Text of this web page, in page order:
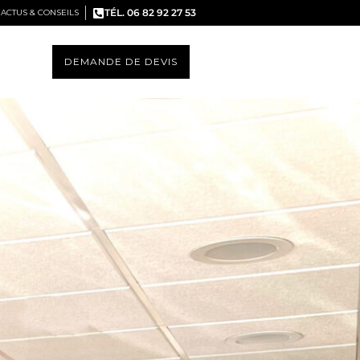
ACTUS & CONSEILS TÉL. 06 82 92 27 53
DEMANDE DE DEVIS